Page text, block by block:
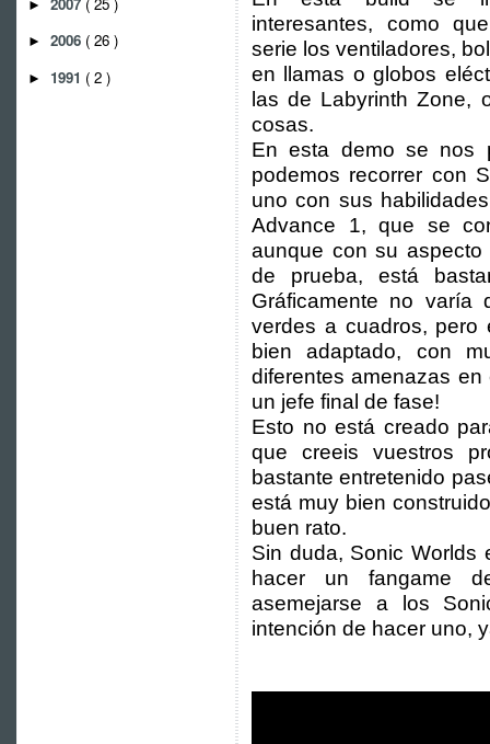
►
► 2006 ( 26 )
► 1991 ( 2 )
interesantes, como
serie los ventiladores,
en llamas o globos
las de Labyrinth Zone,
cosas.
En esta demo se nos
podemos recorrer con
uno con sus
Advance 1, que se
aunque con su
de prueba, está
Gráficamente no varía
verdes a cuadros,
bien adaptado, con
diferentes amenazas
un jefe final de fase!
Esto no está creado
que creeis vuestros
bastante entretenido
está muy bien
buen rato.
Sin duda, Sonic Worlds
hacer un fangame
asemejarse a los
intención de hacer uno,